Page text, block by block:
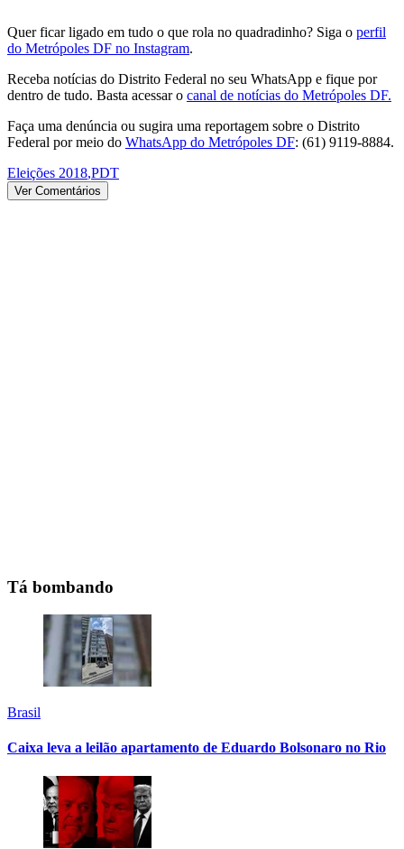
Quer ficar ligado em tudo o que rola no quadradinho? Siga o perfil
do Metrópoles DF no Instagram.
Receba notícias do Distrito Federal no seu WhatsApp e fique por
dentro de tudo. Basta acessar o canal de notícias do Metrópoles DF.
Faça uma denúncia ou sugira uma reportagem sobre o Distrito
Federal por meio do WhatsApp do Metrópoles DF: (61) 9119-8884.
Eleições 2018,PDT
Ver Comentários
Tá bombando
Brasil
Caixa leva a leilão apartamento de Eduardo Bolsonaro no Rio